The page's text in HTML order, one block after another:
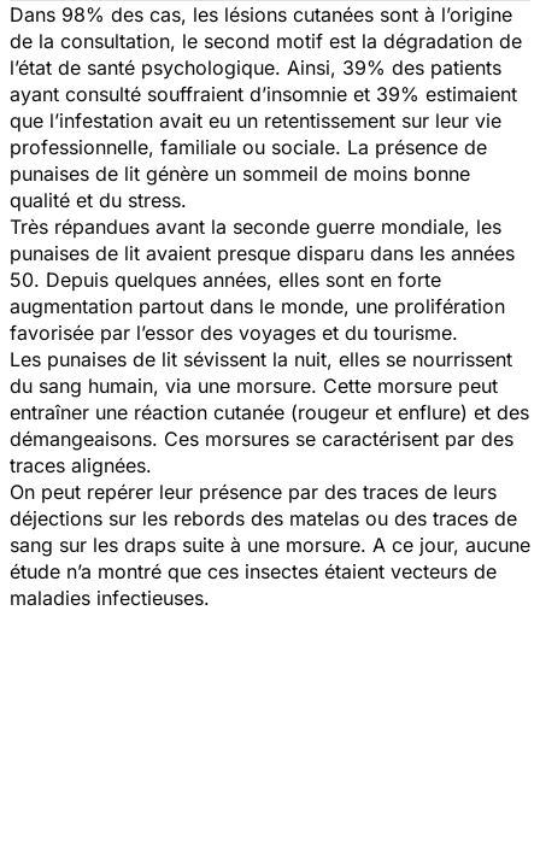
Dans 98% des cas, les lésions cutanées sont à l’origine
de la consultation, le second motif est la dégradation de
l’état de santé psychologique. Ainsi, 39% des patients
ayant consulté souffraient d’insomnie et 39% estimaient
que l’infestation avait eu un retentissement sur leur vie
professionnelle, familiale ou sociale. La présence de
punaises de lit génère un sommeil de moins bonne
qualité et du stress.
Très répandues avant la seconde guerre mondiale, les
punaises de lit avaient presque disparu dans les années
50. Depuis quelques années, elles sont en forte
augmentation partout dans le monde, une prolifération
favorisée par l’essor des voyages et du tourisme.
Les punaises de lit sévissent la nuit, elles se nourrissent
du sang humain, via une morsure. Cette morsure peut
entraîner une réaction cutanée (rougeur et enflure) et des
démangeaisons. Ces morsures se caractérisent par des
traces alignées.
On peut repérer leur présence par des traces de leurs
déjections sur les rebords des matelas ou des traces de
sang sur les draps suite à une morsure. A ce jour, aucune
étude n’a montré que ces insectes étaient vecteurs de
maladies infectieuses.